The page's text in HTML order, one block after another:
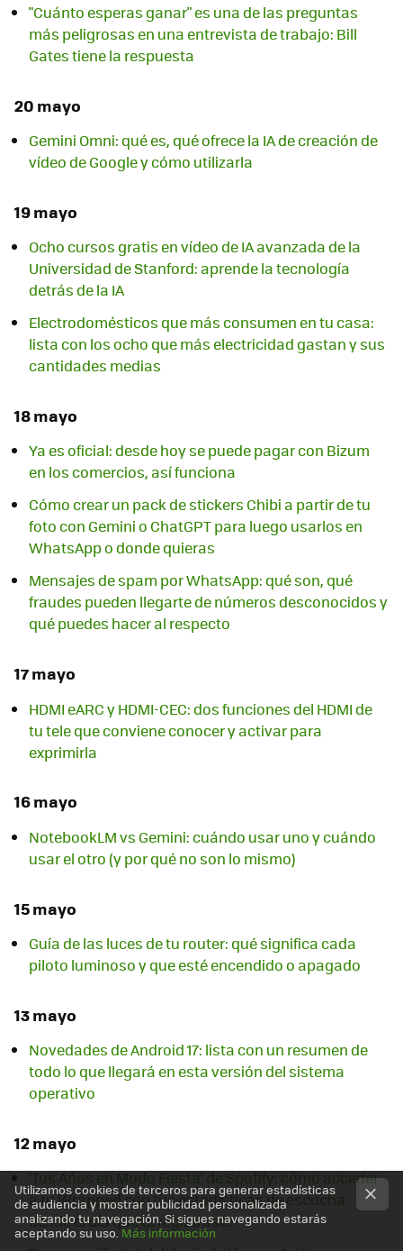
"Cuánto esperas ganar" es una de las preguntas
más peligrosas en una entrevista de trabajo: Bill
Gates tiene la respuesta
20 mayo
Gemini Omni: qué es, qué ofrece la IA de creación de
vídeo de Google y cómo utilizarla
19 mayo
Ocho cursos gratis en vídeo de IA avanzada de la
Universidad de Stanford: aprende la tecnología
detrás de la IA
Electrodomésticos que más consumen en tu casa:
lista con los ocho que más electricidad gastan y sus
cantidades medias
18 mayo
Ya es oficial: desde hoy se puede pagar con Bizum
en los comercios, así funciona
Cómo crear un pack de stickers Chibi a partir de tu
foto con Gemini o ChatGPT para luego usarlos en
WhatsApp o donde quieras
Mensajes de spam por WhatsApp: qué son, qué
fraudes pueden llegarte de números desconocidos y
qué puedes hacer al respecto
17 mayo
HDMI eARC y HDMI-CEC: dos funciones del HDMI de
tu tele que conviene conocer y activar para
exprimirla
16 mayo
NotebookLM vs Gemini: cuándo usar uno y cuándo
usar el otro (y por qué no son lo mismo)
15 mayo
Guía de las luces de tu router: qué significa cada
piloto luminoso y que esté encendido o apagado
13 mayo
Novedades de Android 17: lista con un resumen de
todo lo que llegará en esta versión del sistema
operativo
12 mayo
‘Tus Años en Modo Fiesta’ de Spotify: cómo acceder
a tu Wrapped con tus estadísticas de escucha
desde el día que te registraste
Utilizamos cookies de terceros para generar estadísticas
de audiencia y mostrar publicidad personalizada
analizando tu navegación. Si sigues navegando estarás
aceptando su uso.Más información